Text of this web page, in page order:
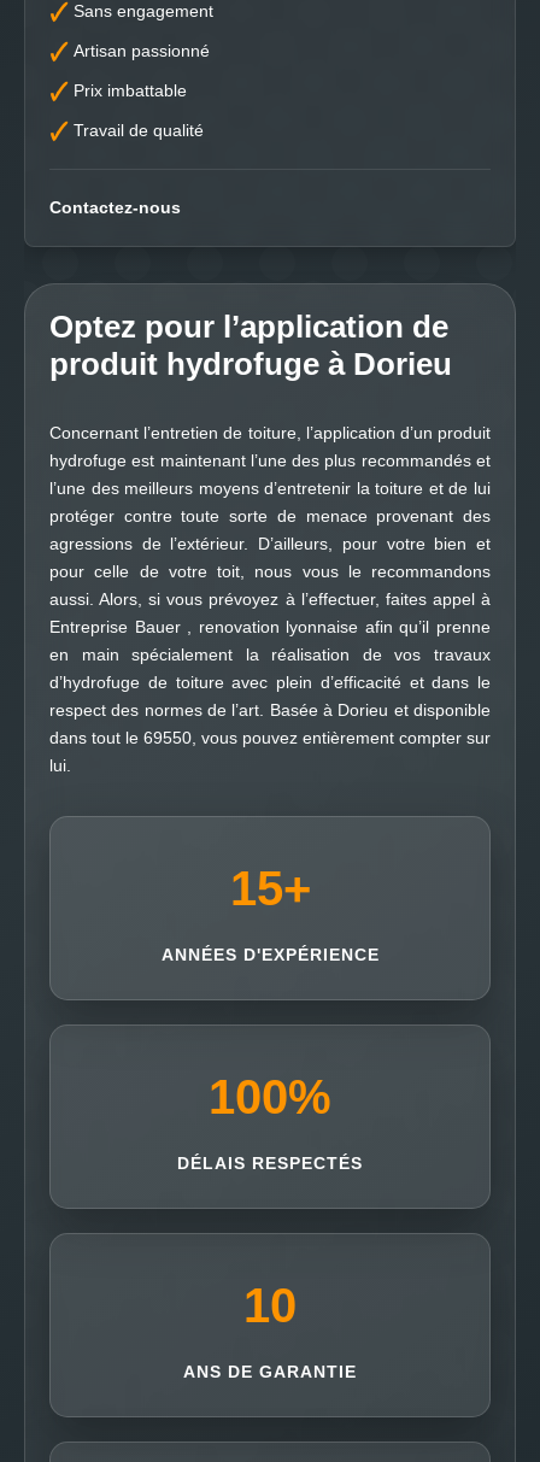
Sans engagement
Artisan passionné
Prix imbattable
Travail de qualité
Contactez-nous
Optez pour l’application de
produit hydrofuge à Dorieu
Concernant l’entretien de toiture, l’application d’un produit
hydrofuge est maintenant l’une des plus recommandés et
l’une des meilleurs moyens d’entretenir la toiture et de lui
protéger contre toute sorte de menace provenant des
agressions de l’extérieur. D’ailleurs, pour votre bien et
pour celle de votre toit, nous vous le recommandons
aussi. Alors, si vous prévoyez à l’effectuer, faites appel à
Entreprise Bauer , renovation lyonnaise afin qu’il prenne
en main spécialement la réalisation de vos travaux
d’hydrofuge de toiture avec plein d’efficacité et dans le
respect des normes de l’art. Basée à Dorieu et disponible
dans tout le 69550, vous pouvez entièrement compter sur
lui.
15+
ANNÉES D'EXPÉRIENCE
100%
DÉLAIS RESPECTÉS
10
ANS DE GARANTIE